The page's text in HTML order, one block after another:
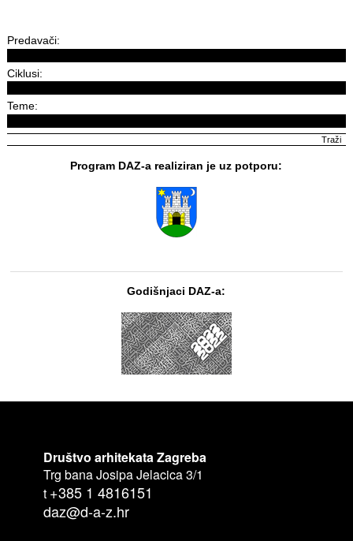
Predavači:
Ciklusi:
Teme:
Program DAZ-a realiziran je uz potporu:
Godišnjaci DAZ-a:
Društvo arhitekata Zagreba
Trg bana Josipa Jelacica 3/1
t +385 1 4816151
daz@d-a-z.hr